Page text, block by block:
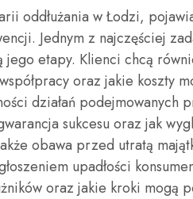
oddłużania w Łodzi,
Jednym z najczęściej
jego etapy. Klienci chcą
oraz jakie koszty
działań podejmowanych
sukcesu oraz jak
obawa przed utratą
upadłości
oraz jakie kroki mogą